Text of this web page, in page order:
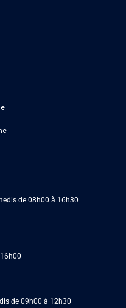
de 08h00 à 16h30
à 16h00
de 09h00 à 12h30